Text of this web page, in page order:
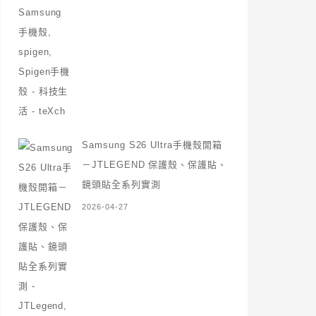
Samsung S26 Ultra手機殼開箱
－JTLEGEND 保護殼、保護貼、
鏡頭貼全系列實測
2026-04-27